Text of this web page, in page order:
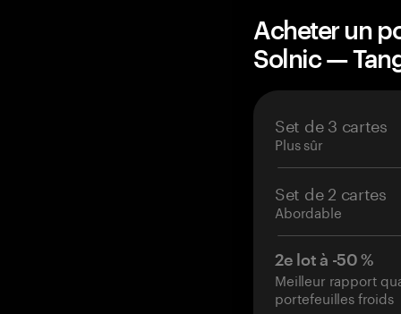
Acheter un
Solnic —
Set de 3 cartes
Plus sûr
Set de 2 cartes
Abordable
2e lot à -50 %
Meilleur rapport
portefeuilles froids